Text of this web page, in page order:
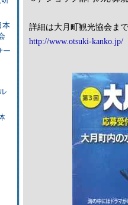
本
ー
詳細は大月町観光協会まで
http://www.otsuki-kanko.jp/